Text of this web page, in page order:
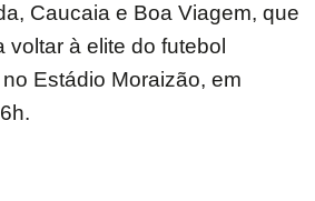
Caucaia e Boa Viagem, que
voltar à elite do futebol
Estádio Moraizão, em